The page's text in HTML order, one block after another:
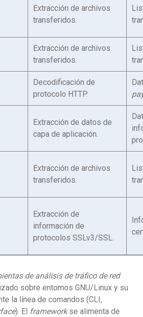
Extracción de archivos
transferidos.
Extracción de archivos
transferidos.
Decodificación de
protocolo HTTP.
Extracción de datos de
capa de aplicación.
Extracción de archivos
transferidos.
Extracción de
información de
protocolos SSLv3/SSL.
de análisis de tráfico de red
sobre entornos GNU/Linux y su
la línea de comandos (CLI,
). El frameworkse alimenta de